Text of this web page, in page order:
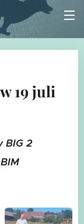
19 juli
BIG 2